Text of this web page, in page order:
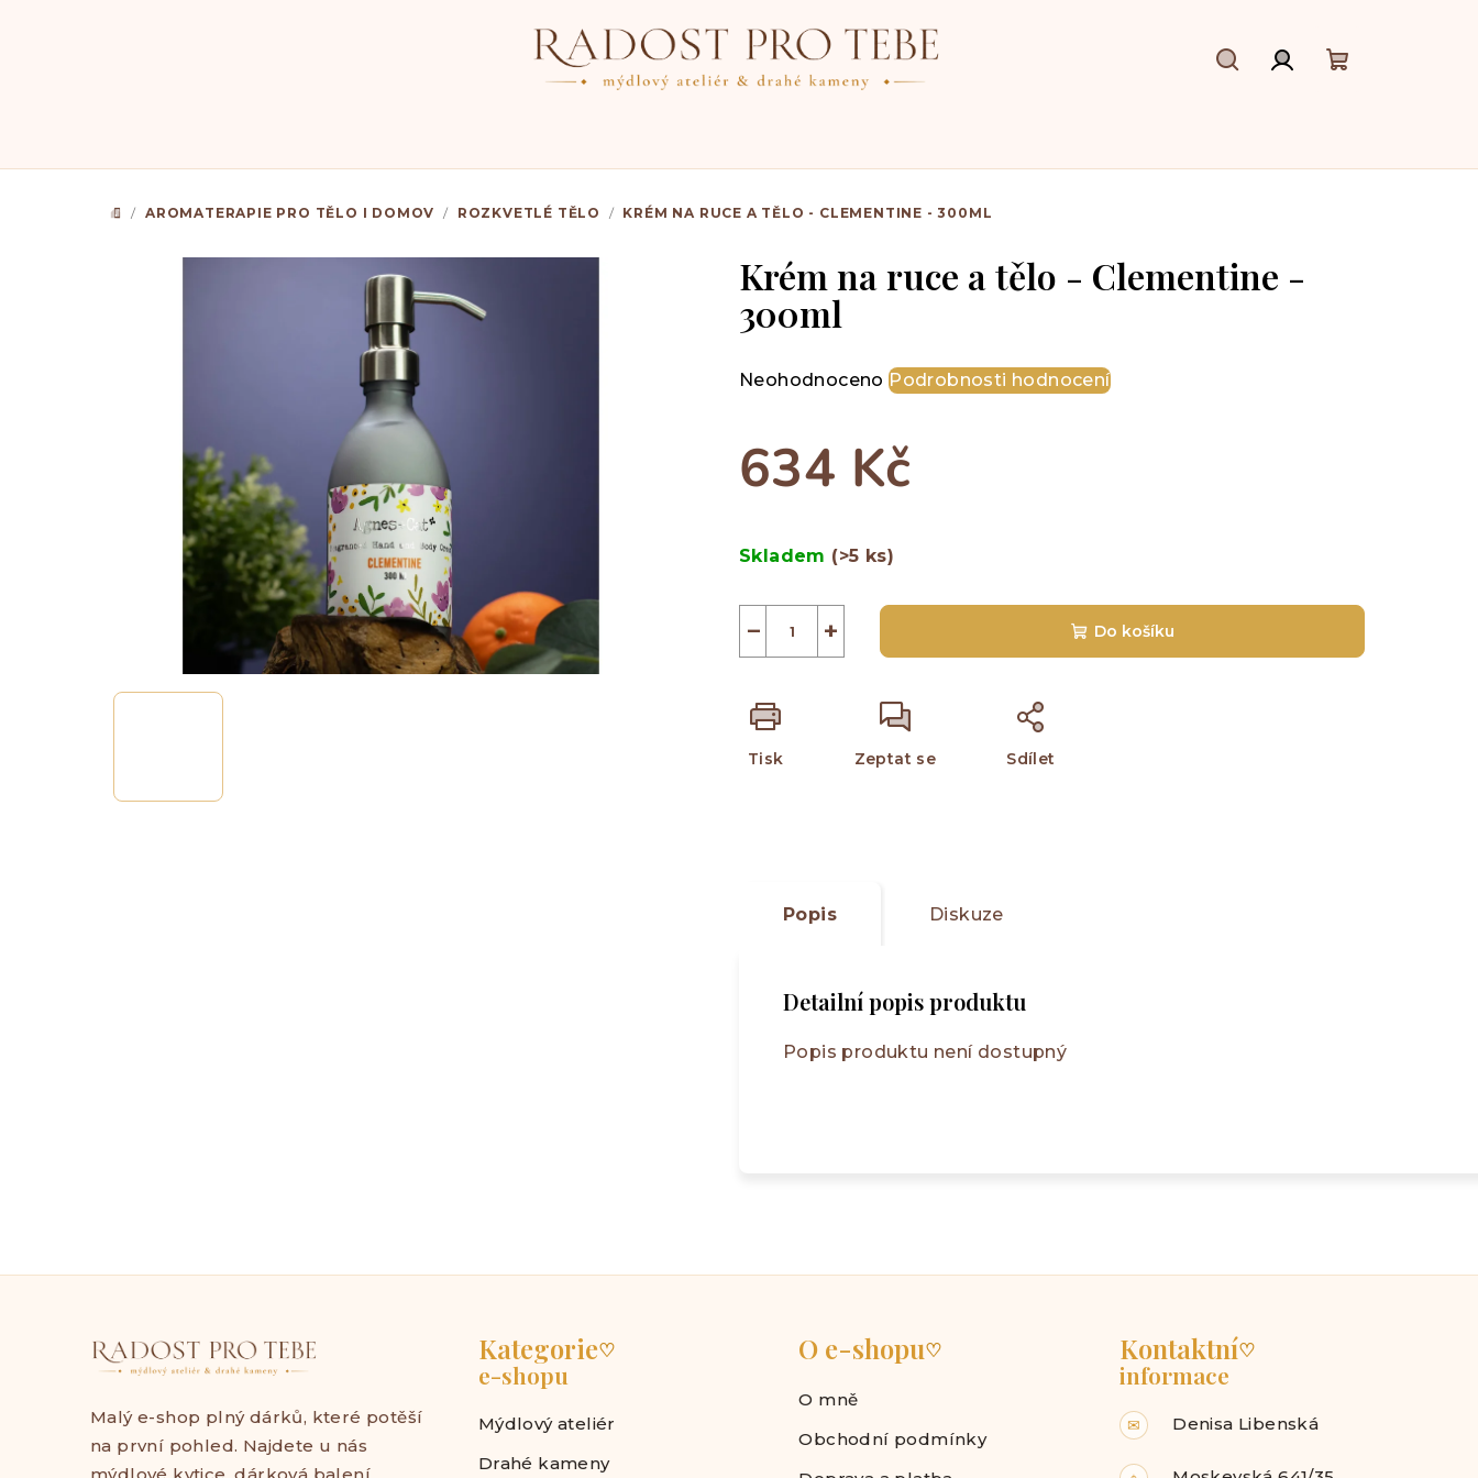
DOMŮ
/ AROMATERAPIE PRO TĚLO I DOMOV / ROZKVETLÉ TĚLO / KRÉM NA RUCE A TĚLO - CLEMENTINE - 300ML
Krém na ruce a tělo - Clementine -
300ml
Průměrné
je
0,0
hvězdiček.
Neohodnoceno Podrobnosti hodnocení
634 Kč
cena:
Skladem (>5 ks)
+
− Do košíku
Tisk Zeptat se Sdílet
Popis Diskuze
Detailní popis produktu
Popis produktu není dostupný
Malý e-shop plný dárků, které potěší
na první pohled. Najdete u nás
Kategorie♡
e-shopu
Mýdlový ateliér
Drahé kameny
O e-shopu♡
O mně
Obchodní podmínky
Kontaktní♡
informace
✉ Denisa Libenská